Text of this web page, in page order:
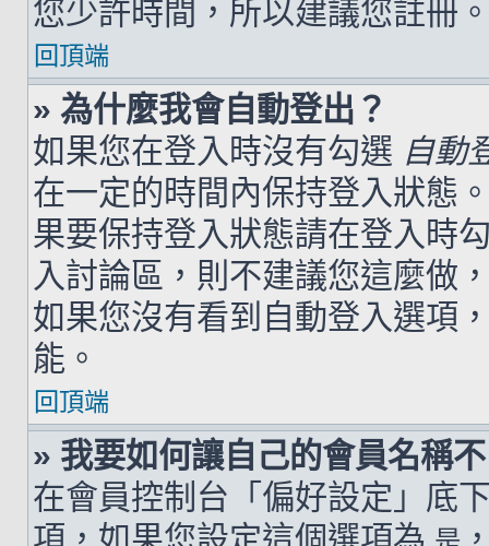
您少許時間，所以建議您註冊
回頂端
» 為什麼我會自動登出？
如果您在登入時沒有勾選 自動
在一定的時間內保持登入狀態
果要保持登入狀態請在登入時
入討論區，則不建議您這麼做
如果您沒有看到自動登入選項
能。
回頂端
» 我要如何讓自己的會員名稱
在會員控制台「偏好設定」底